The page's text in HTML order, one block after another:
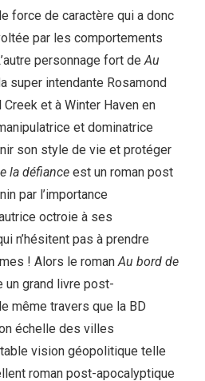
force de caractère qui a donc
par les comportements
personnage fort deAu
super intendante Rosamond
et à Winter Haven en
et dominatrice
son style de vie et protéger
la défiance est un roman post
par l’importance
octroie à ses
n’hésitent pas à prendre
! Alors le romanAu bord de
un grand livre post-
même travers que la BD
échelle des villes
vision géopolitique telle
roman post-apocalyptique